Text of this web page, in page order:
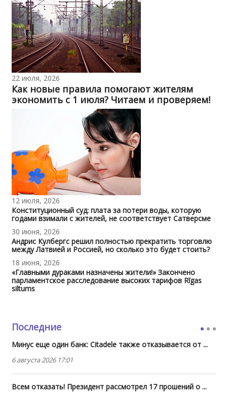
22 июля, 2026
Как новые правила помогают жителям
экономить с 1 июля? Читаем и проверяем!
12 июля, 2026
Конституционный суд: плата за потери воды, которую
годами взимали с жителей, не соответствует Сатверсме
30 июня, 2026
Андрис Кулбергс решил полностью прекратить торговлю
между Латвией и Россией, но сколько это будет стоить?
18 июня, 2026
«Главными дураками назначены жители!» Закончено
парламентское расследование высоких тарифов Rīgas
siltums
Последние
Минус еще один банк: Citadele также отказывается от ...
6 августа 2026 17:01
Всем отказать! Президент рассмотрел 17 прошений о ...